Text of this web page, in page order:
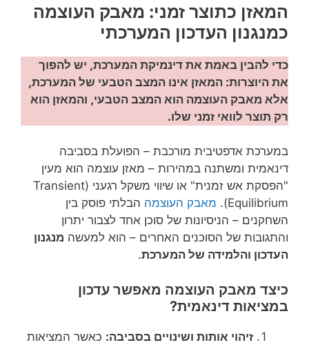
המאזן כתוצר זמני: מאבק העוצמה
כמנגנון העדכון המערכתי
כדי להבין באמת את דינמיקת המערכת, יש להפוך
את היוצרות: המאזן אינו המצב הטבעי של המערכת,
אלא מאבק העוצמה הוא המצב הטבעי, והמאזן הוא
רק תוצר לוואי זמני שלו.
במערכת אדפטיבית מורכבת – הפועלת בסביבה
דינאמית ומשתנה במהירות – מאזן עוצמה הוא מעין
"הפסקת אש זמנית" או שיווי משקל רגעני (Transient
Equilibrium).
מאבק העוצמה הבלתי פוסק בין
השחקנים – הניסיונות של סוכן אחד לצבור יתרון
והתגובות של הסוכנים האחרים – הוא למעשה מנגנון
העדכון והלמידה של המערכת.
כיצד מאבק העוצמה מאפשר עדכון
במציאות דינאמית?
זיהוי אותות ושינויים בסביבה: כאשר המציאות